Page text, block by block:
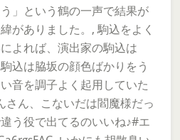
」という鶴の一声で結果が
がありました。, 駒込をよく
よれば、演出家の駒込は
込は脇坂の顔色ばかりをう
音を調子よく起用していた
さん、こないだは閻魔様だっ
う役で出てるのいいね♪#エ